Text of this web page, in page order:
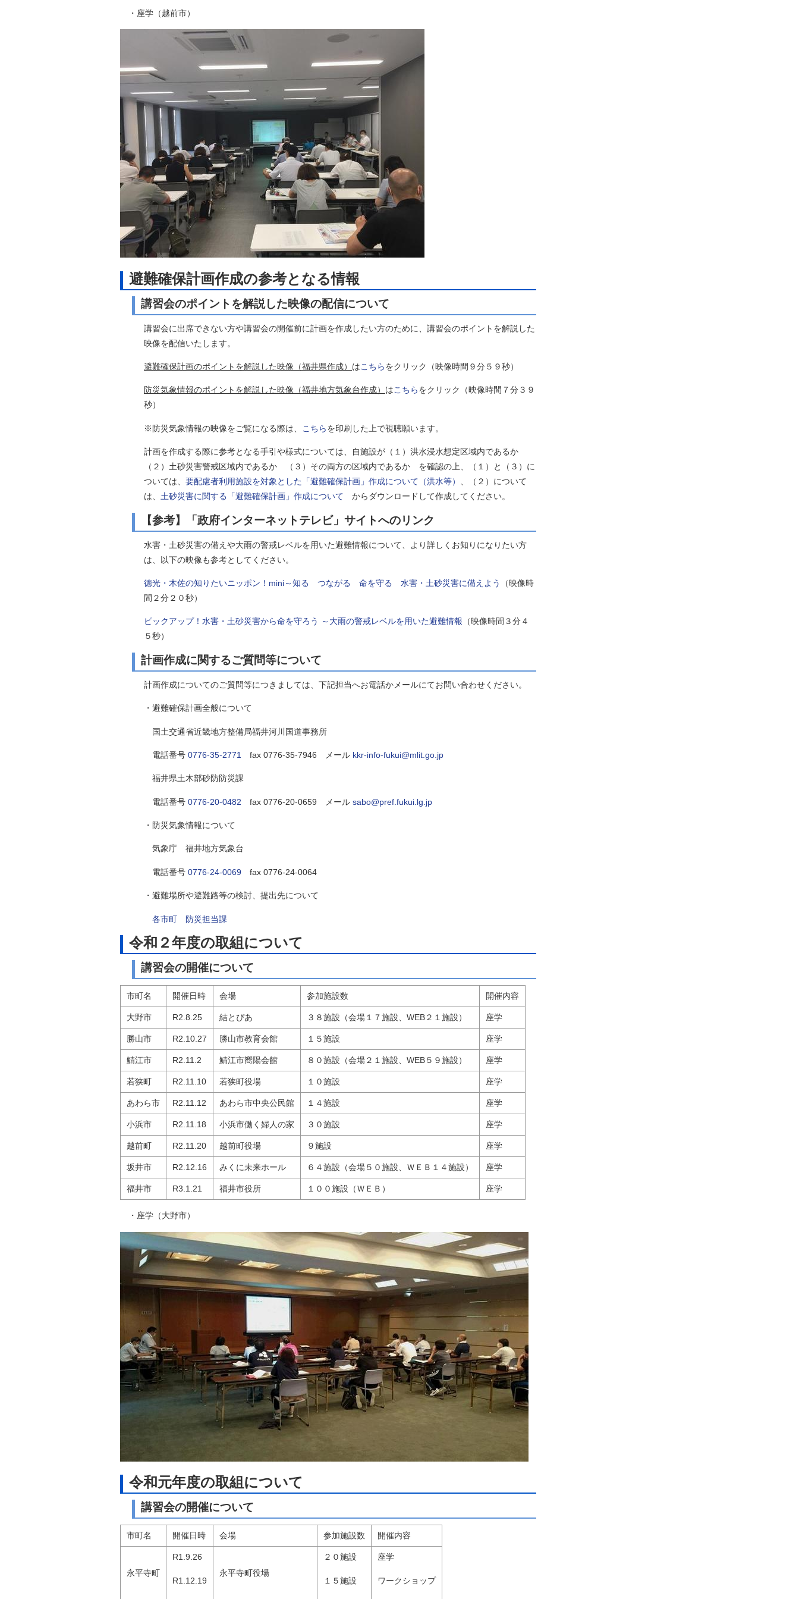
・座学（越前市）
避難確保計画作成の参考となる情報
講習会のポイントを解説した映像の配信について
講習会に出席できない方や講習会の開催前に計画を作成したい方のために、講習会のポイントを解説した
映像を配信いたします。
避難確保計画のポイントを解説した映像（福井県作成） はこちらをクリック（映像時間９分５９秒）
防災気象情報のポイントを解説した映像（福井地方気象台作成） はこちらをクリック（映像時間７分３９
秒）
※防災気象情報の映像をご覧になる際は、 こちらを印刷した上で視聴願います。
計画を作成する際に参考となる手引や様式については、自施設が（１）洪水浸水想定区域内であるか
（２）土砂災害警戒区域内であるか （３）その両方の区域内であるか を確認の上、（１）と（３）に
ついては、 要配慮者利用施設を対象とした「避難確保計画」作成について（洪水等）
、（２）について
は、 土砂災害に関する「避難確保計画」作成について からダウンロードして作成してください。
【参考】「政府インターネットテレビ」サイトへのリンク
水害・土砂災害の備えや大雨の警戒レベルを用いた避難情報について、より詳しくお知りになりたい方
は、以下の映像も参考としてください。
徳光・木佐の知りたいニッポン！mini～知る つながる 命を守る 水害・土砂災害に備えよう
（映像時
間２分２０秒）
ピックアップ！水害・土砂災害から命を守ろう ～大雨の警戒レベルを用いた避難情報 （映像時間３分４
５秒）
計画作成に関するご質問等について
計画作成についてのご質問等につきましては、下記担当へお電話かメールにてお問い合わせください。
・避難確保計画全般について
国土交通省近畿地方整備局福井河川国道事務所
電話番号 0776-35-2771 fax 0776-35-7946 メール kkr-info-fukui@mlit.go.jp
福井県土木部砂防防災課
電話番号 0776-20-0482 fax 0776-20-0659 メール sabo@pref.fukui.lg.jp
・防災気象情報について
気象庁 福井地方気象台
電話番号 0776-24-0069 fax 0776-24-0064
・避難場所や避難路等の検討、提出先について
各市町 防災担当課
令和２年度の取組について
講習会の開催について
市町名 開催日時 会場 参加施設数 開催内容
大野市 R2.8.25 結とぴあ ３８施設（会場１７施設、WEB２１施設） 座学
勝山市 R2.10.27 勝山市教育会館 １５施設 座学
鯖江市 R2.11.2 鯖江市嚮陽会館 ８０施設（会場２１施設、WEB５９施設） 座学
若狭町 R2.11.10 若狭町役場 １０施設 座学
あわら市 R2.11.12 あわら市中央公民館 １４施設 座学
小浜市 R2.11.18 小浜市働く婦人の家 ３０施設 座学
越前町 R2.11.20 越前町役場 ９施設 座学
坂井市 R2.12.16 みくに未来ホール ６４施設（会場５０施設、ＷＥＢ１４施設） 座学
福井市 R3.1.21 福井市役所 １００施設（ＷＥＢ） 座学
・座学（大野市）
令和元年度の取組について
講習会の開催について
市町名 開催日時 会場 参加施設数 開催内容
永平寺町
R1.9.26
R1.12.19
永平寺町役場
２０施設
１５施設
座学
ワークショップ